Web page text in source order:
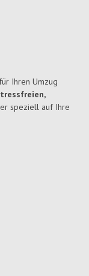
Ihren Umzug
speziell auf Ihre